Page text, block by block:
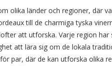
olika länder och regioner, där
till de charmiga tyska
att utforska. Varje region har
att lära sig om de lokala
par, där de kan utforska olika